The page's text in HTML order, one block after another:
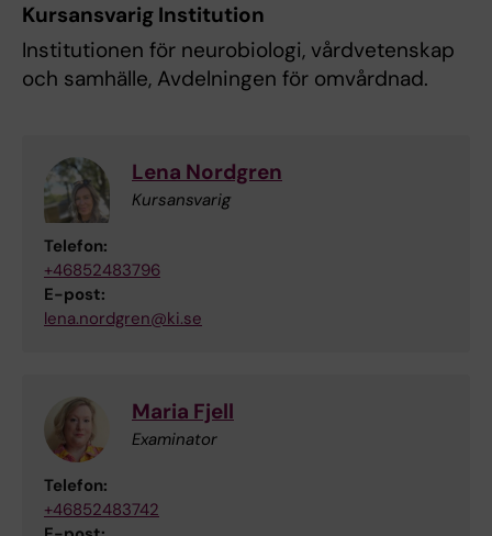
Kursansvarig Institution
Institutionen för neurobiologi, vårdvetenskap
och samhälle, Avdelningen för omvårdnad.
Lena Nordgren
Kursansvarig
Telefon:
+46852483796
E-post:
lena.nordgren@ki.se
Maria Fjell
Examinator
Telefon:
+46852483742